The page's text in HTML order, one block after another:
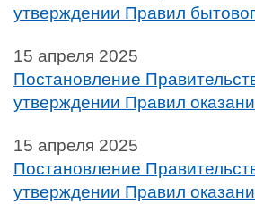
утверждении Правил
15 апреля 2025
Постановление
утверждении Правил
15 апреля 2025
Постановление
утверждении Правил